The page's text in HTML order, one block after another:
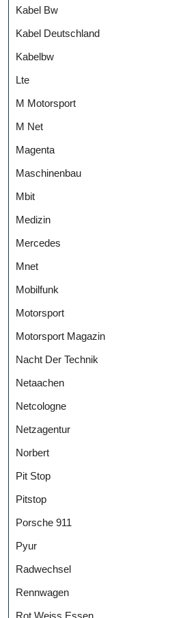
Kabel Bw
Kabel Deutschland
Kabelbw
Lte
M Motorsport
M Net
Magenta
Maschinenbau
Mbit
Medizin
Mercedes
Mnet
Mobilfunk
Motorsport
Motorsport Magazin
Nacht Der Technik
Netaachen
Netcologne
Netzagentur
Norbert
Pit Stop
Pitstop
Porsche 911
Pyur
Radwechsel
Rennwagen